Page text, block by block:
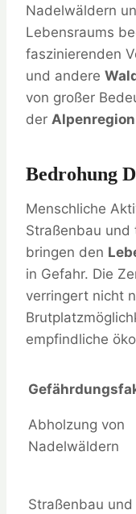
Nadelwäldern
Lebensraums
faszinierenden
und andere
von großer
der Alpenregion
Bedrohung
Menschliche
Straßenbau und
bringen den
in Gefahr. Die
verringert nicht
empfindliche
Abholzung von
Nadelwäldern
Straßenbau und